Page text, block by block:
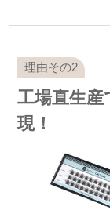
工場直生
現！